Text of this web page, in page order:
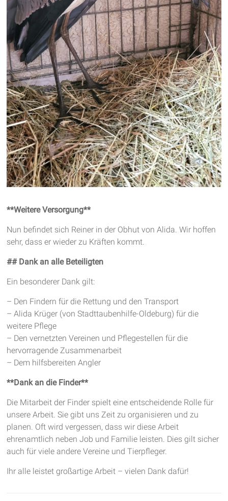
**Weitere Versorgung**
Nun befindet sich Reiner in der Obhut von Alida. Wir hoffen
sehr, dass er wieder zu Kräften kommt.
## Dank an alle Beteiligten
Ein besonderer Dank gilt:
– Den Findern für die Rettung und den Transport
– Alida Krüger (von Stadttaubenhilfe-Oldeburg) für die
weitere Pflege
– Den vernetzten Vereinen und Pflegestellen für die
hervorragende Zusammenarbeit
– Dem hilfsbereiten Angler
**Dank an die Finder**
Die Mitarbeit der Finder spielt eine entscheidende Rolle für
unsere Arbeit. Sie gibt uns Zeit zu organisieren und zu
planen. Oft wird vergessen, dass wir diese Arbeit
ehrenamtlich neben Job und Familie leisten. Dies gilt sicher
auch für viele andere Vereine und Tierpfleger.
Ihr alle leistet großartige Arbeit – vielen Dank dafür!